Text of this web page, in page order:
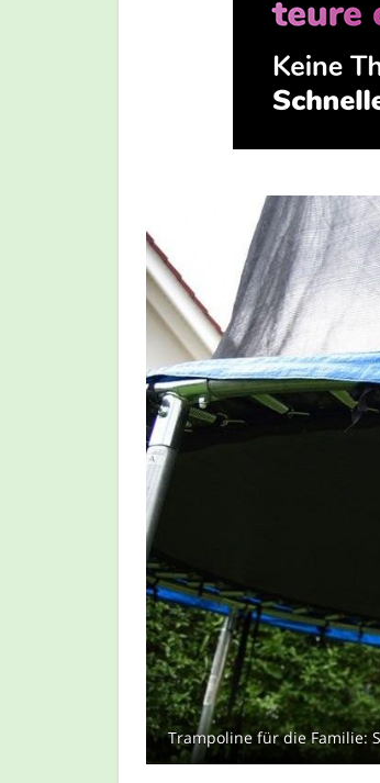
Trampoline für die Familie: